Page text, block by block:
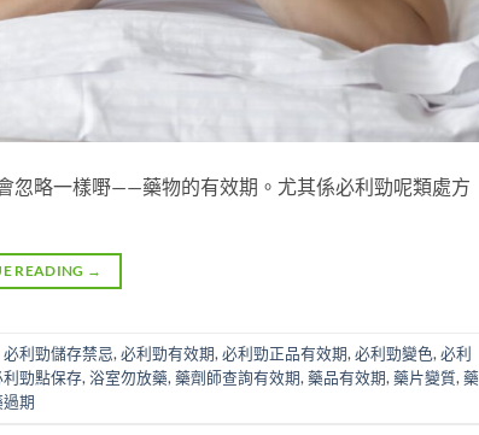
忽略一樣嘢——藥物的有效期。尤其係必利勁呢類處方
READING →
必利勁儲存禁忌, 必利勁有效期, 必利勁正品有效期, 必利勁變色, 必利
利勁點保存, 浴室勿放藥, 藥劑師查詢有效期, 藥品有效期, 藥片變質, 藥
期